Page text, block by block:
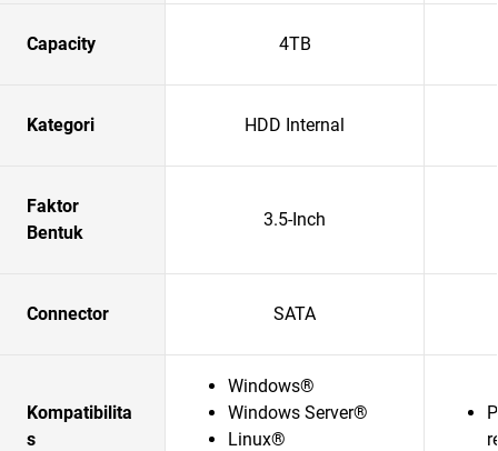
Capacity 4TB
Kategori HDD Internal
Faktor
Bentuk
3.5-Inch
Connector SATA
Kompatibilita
s
Windows®
Windows Server®
Linux®